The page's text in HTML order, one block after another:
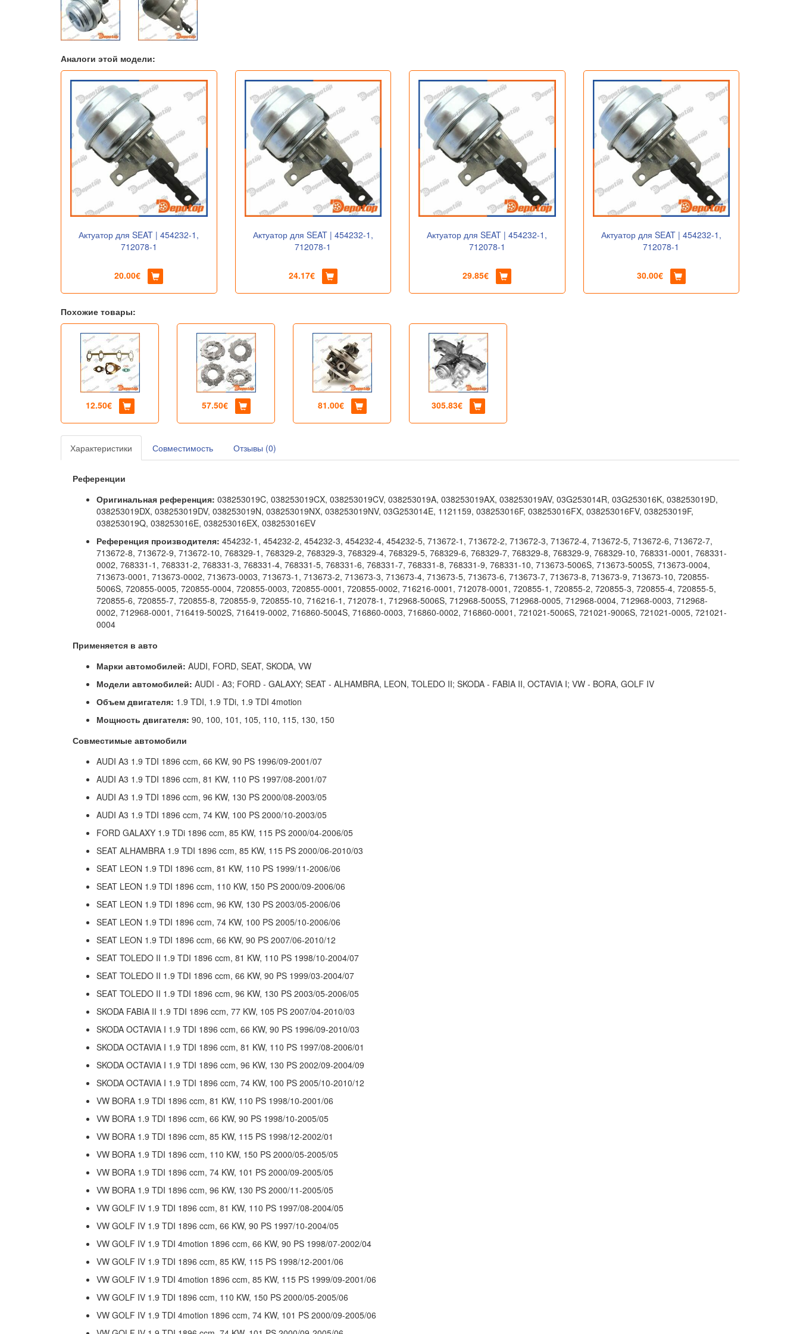
Аналоги этой модели:
Актуатор для SEAT | 454232-1,
712078-1
20.00€
Актуатор для SEAT | 454232-1,
712078-1
24.17€
Актуатор для SEAT | 454232-1,
712078-1
29.85€
Актуатор для SEAT | 454232-1,
712078-1
30.00€
Похожие товары:
12.50€ 57.50€ 81.00€ 305.83€
Характеристики Совместимость Отзывы (0)
Референции
Оригинальная референция: 038253019C, 038253019CX, 038253019CV, 038253019A, 038253019AX, 038253019AV, 03G253014R, 03G253016K, 038253019D,
038253019DX, 038253019DV, 038253019N, 038253019NX, 038253019NV, 03G253014E, 1121159, 038253016F, 038253016FX, 038253016FV, 038253019F,
038253019Q, 038253016E, 038253016EX, 038253016EV
Референция производителя: 454232-1, 454232-2, 454232-3, 454232-4, 454232-5, 713672-1, 713672-2, 713672-3, 713672-4, 713672-5, 713672-6, 713672-7,
713672-8, 713672-9, 713672-10, 768329-1, 768329-2, 768329-3, 768329-4, 768329-5, 768329-6, 768329-7, 768329-8, 768329-9, 768329-10, 768331-0001, 768331-
0002, 768331-1, 768331-2, 768331-3, 768331-4, 768331-5, 768331-6, 768331-7, 768331-8, 768331-9, 768331-10, 713673-5006S, 713673-5005S, 713673-0004,
713673-0001, 713673-0002, 713673-0003, 713673-1, 713673-2, 713673-3, 713673-4, 713673-5, 713673-6, 713673-7, 713673-8, 713673-9, 713673-10, 720855-
5006S, 720855-0005, 720855-0004, 720855-0003, 720855-0001, 720855-0002, 716216-0001, 712078-0001, 720855-1, 720855-2, 720855-3, 720855-4, 720855-5,
720855-6, 720855-7, 720855-8, 720855-9, 720855-10, 716216-1, 712078-1, 712968-5006S, 712968-5005S, 712968-0005, 712968-0004, 712968-0003, 712968-
0002, 712968-0001, 716419-5002S, 716419-0002, 716860-5004S, 716860-0003, 716860-0002, 716860-0001, 721021-5006S, 721021-9006S, 721021-0005, 721021-
0004
Применяется в авто
Марки автомобилей: AUDI, FORD, SEAT, SKODA, VW
Модели автомобилей: AUDI - A3; FORD - GALAXY; SEAT - ALHAMBRA, LEON, TOLEDO II; SKODA - FABIA II, OCTAVIA I; VW - BORA, GOLF IV
Объем двигателя: 1.9 TDI, 1.9 TDi, 1.9 TDI 4motion
Мощность двигателя: 90, 100, 101, 105, 110, 115, 130, 150
Совместимые автомобили
AUDI A3 1.9 TDI 1896 ccm, 66 KW, 90 PS 1996/09-2001/07
AUDI A3 1.9 TDI 1896 ccm, 81 KW, 110 PS 1997/08-2001/07
AUDI A3 1.9 TDI 1896 ccm, 96 KW, 130 PS 2000/08-2003/05
AUDI A3 1.9 TDI 1896 ccm, 74 KW, 100 PS 2000/10-2003/05
FORD GALAXY 1.9 TDi 1896 ccm, 85 KW, 115 PS 2000/04-2006/05
SEAT ALHAMBRA 1.9 TDI 1896 ccm, 85 KW, 115 PS 2000/06-2010/03
SEAT LEON 1.9 TDI 1896 ccm, 81 KW, 110 PS 1999/11-2006/06
SEAT LEON 1.9 TDI 1896 ccm, 110 KW, 150 PS 2000/09-2006/06
SEAT LEON 1.9 TDI 1896 ccm, 96 KW, 130 PS 2003/05-2006/06
SEAT LEON 1.9 TDI 1896 ccm, 74 KW, 100 PS 2005/10-2006/06
SEAT LEON 1.9 TDI 1896 ccm, 66 KW, 90 PS 2007/06-2010/12
SEAT TOLEDO II 1.9 TDI 1896 ccm, 81 KW, 110 PS 1998/10-2004/07
SEAT TOLEDO II 1.9 TDI 1896 ccm, 66 KW, 90 PS 1999/03-2004/07
SEAT TOLEDO II 1.9 TDI 1896 ccm, 96 KW, 130 PS 2003/05-2006/05
SKODA FABIA II 1.9 TDI 1896 ccm, 77 KW, 105 PS 2007/04-2010/03
SKODA OCTAVIA I 1.9 TDI 1896 ccm, 66 KW, 90 PS 1996/09-2010/03
SKODA OCTAVIA I 1.9 TDI 1896 ccm, 81 KW, 110 PS 1997/08-2006/01
SKODA OCTAVIA I 1.9 TDI 1896 ccm, 96 KW, 130 PS 2002/09-2004/09
SKODA OCTAVIA I 1.9 TDI 1896 ccm, 74 KW, 100 PS 2005/10-2010/12
VW BORA 1.9 TDI 1896 ccm, 81 KW, 110 PS 1998/10-2001/06
VW BORA 1.9 TDI 1896 ccm, 66 KW, 90 PS 1998/10-2005/05
VW BORA 1.9 TDI 1896 ccm, 85 KW, 115 PS 1998/12-2002/01
VW BORA 1.9 TDI 1896 ccm, 110 KW, 150 PS 2000/05-2005/05
VW BORA 1.9 TDI 1896 ccm, 74 KW, 101 PS 2000/09-2005/05
VW BORA 1.9 TDI 1896 ccm, 96 KW, 130 PS 2000/11-2005/05
VW GOLF IV 1.9 TDI 1896 ccm, 81 KW, 110 PS 1997/08-2004/05
VW GOLF IV 1.9 TDI 1896 ccm, 66 KW, 90 PS 1997/10-2004/05
VW GOLF IV 1.9 TDI 4motion 1896 ccm, 66 KW, 90 PS 1998/07-2002/04
VW GOLF IV 1.9 TDI 1896 ccm, 85 KW, 115 PS 1998/12-2001/06
VW GOLF IV 1.9 TDI 4motion 1896 ccm, 85 KW, 115 PS 1999/09-2001/06
VW GOLF IV 1.9 TDI 1896 ccm, 110 KW, 150 PS 2000/05-2005/06
VW GOLF IV 1.9 TDI 4motion 1896 ccm, 74 KW, 101 PS 2000/09-2005/06